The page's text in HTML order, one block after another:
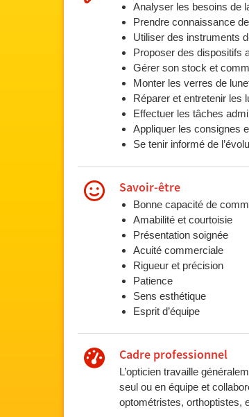
Analyser les besoins de
Prendre connaissance
Utiliser des instruments
Proposer des dispositifs
Gérer son stock et
Monter les verres de
Réparer et entretenir les
Effectuer les tâches
Appliquer les consignes
Se tenir informé de
Savoir-être
Bonne capacité de
Amabilité et courtoisie
Présentation soignée
Acuité commerciale
Rigueur et précision
Patience
Sens esthétique
Esprit d’équipe
Cadre professionnel
L’opticien travaille
seul ou en équipe et
optométristes, orthoptistes,